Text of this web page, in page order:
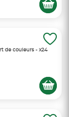
de couleurs - x24